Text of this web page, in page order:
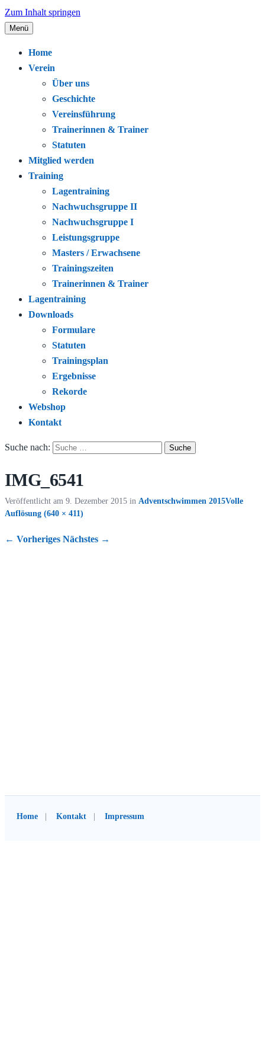
Zum Inhalt springen
Schwimmclub Bregenz
Leidenschaft.
Menü
Home
Verein
Über uns
Geschichte
Vereinsführung
Trainerinnen & Trainer
Statuten
Mitglied werden
Training
Lagentraining
Nachwuchsgruppe II
Nachwuchsgruppe I
Leistungsgruppe
Masters / Erwachsene
Trainingszeiten
Trainerinnen & Trainer
Lagentraining
Downloads
Formulare
Statuten
Trainingsplan
Ergebnisse
Rekorde
Webshop
Kontakt
Suche nach:
IMG_6541
Veröffentlicht am 9. Dezember 2015 in Adventschwimmen 2015Volle
Auflösung (640 × 411)
← Vorheriges Nächstes →
Home Kontakt Impressum